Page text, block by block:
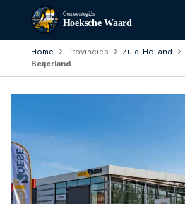
Gemeentegids
Hoeksche Waard
Home Provincies Zuid-Holland
Beijerland